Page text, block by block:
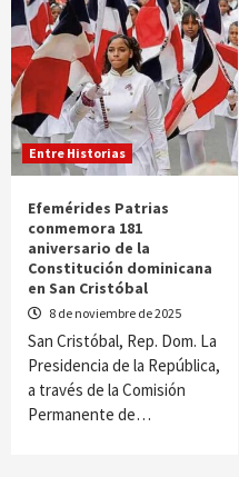
Entre Historias
Efemérides Patrias
conmemora 181
aniversario de la
Constitución dominicana
en San Cristóbal
8 de noviembre de 2025
San Cristóbal, Rep. Dom. La
Presidencia de la República,
a través de la Comisión
Permanente de…